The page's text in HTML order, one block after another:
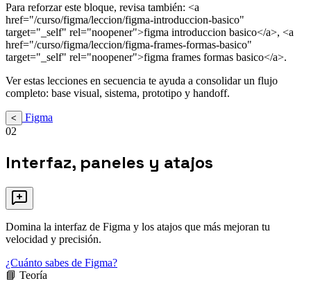
Para reforzar este bloque, revisa también: <a
href="/curso/figma/leccion/figma-introduccion-basico"
target="_self" rel="noopener">figma introduccion basico</a>, <a
href="/curso/figma/leccion/figma-frames-formas-basico"
target="_self" rel="noopener">figma frames formas basico</a>.
Ver estas lecciones en secuencia te ayuda a consolidar un flujo
completo: base visual, sistema, prototipo y handoff.
<
Figma
02
Interfaz, paneles y atajos
Domina la interfaz de Figma y los atajos que más mejoran tu
velocidad y precisión.
¿Cuánto sabes de Figma?
📘 Teoría